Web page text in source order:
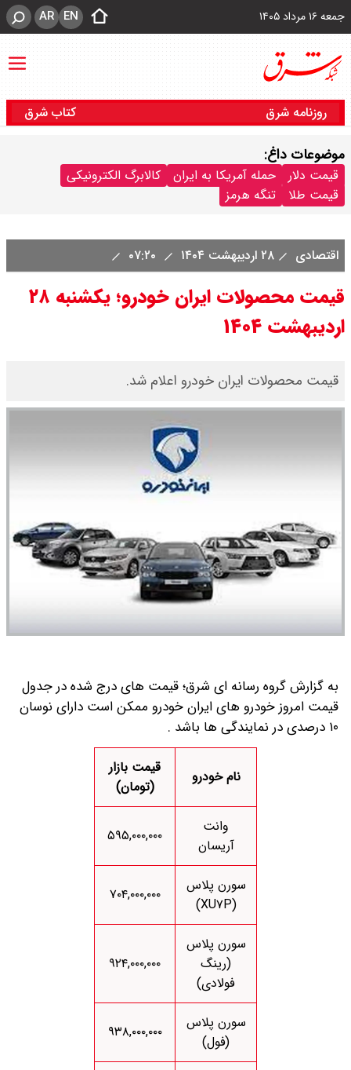
جمعه ۱۶ مرداد ۱۴۰۵ EN
AR
روزنامه شرق کتاب شرق
موضوعات داغ:
قیمت دلار حمله آمریکا به ایران
کالابرگ الکترونیکی
قیمت طلا
تنگه هرمز
اقتصادی ۲۸ اردیبهشت ۱۴۰۴
قیمت محصولات ایران خودرو؛ یکشنبه ۲۸
اردیبهشت ۱۴۰۴
قیمت محصولات ایران خودرو اعلام شد.
به گزارش گروه رسانه ای شرق؛ قیمت های درج شده در جدول
قیمت امروز خودرو های ایران خودرو ممکن است دارای نوسان
۱۰ درصدی در نمایندگی ها باشد .
نام خودرو
قیمت بازار
(تومان)
وانت
آریسان
۵۹۵,۰۰۰,۰۰۰
سورن پلاس
(XU۷P)
۷۰۴,۰۰۰,۰۰۰
سورن پلاس
(رینگ
فولادی)
۹۲۴,۰۰۰,۰۰۰
سورن پلاس
(فول)
۹۳۸,۰۰۰,۰۰۰